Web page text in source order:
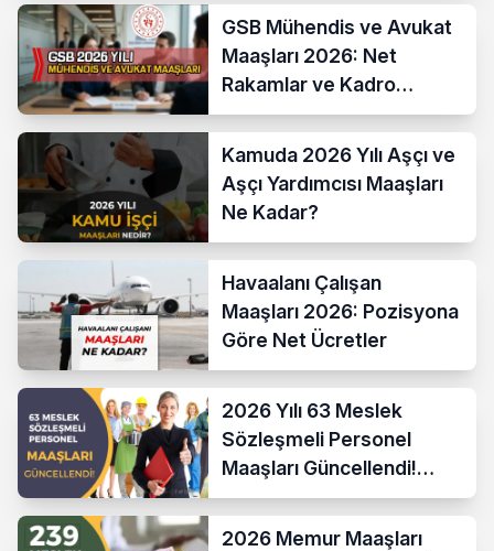
GSB Mühendis ve Avukat
Maaşları 2026: Net
Rakamlar ve Kadro
Karşılaştırması
Kamuda 2026 Yılı Aşçı ve
Aşçı Yardımcısı Maaşları
Ne Kadar?
Havaalanı Çalışan
Maaşları 2026: Pozisyona
Göre Net Ücretler
2026 Yılı 63 Meslek
Sözleşmeli Personel
Maaşları Güncellendi!
Hesaplama Formülü ve
2026 Memur Maaşları